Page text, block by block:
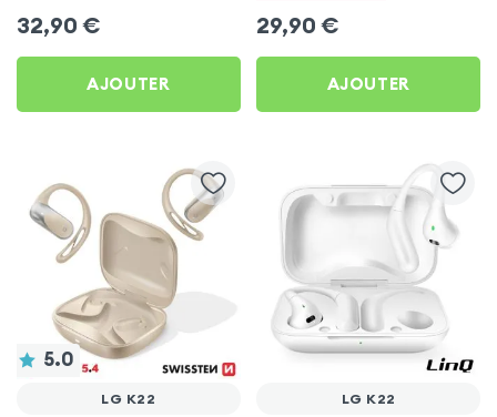
32,90 €
AJOUTER
29,90 €
AJOUTER
5.0
LG K22 LG K22